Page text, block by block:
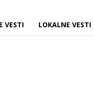
VESTI LOKALNE VESTI